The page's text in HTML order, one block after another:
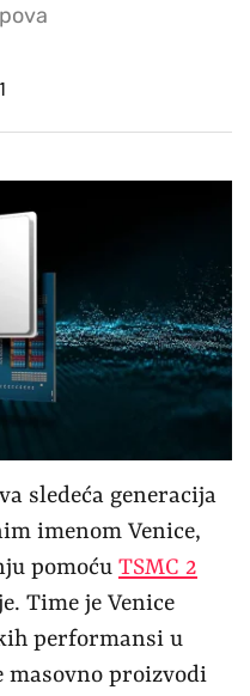
1
sledeća generacija
imenom Venice,
pomoću TSMC 2
Time je Venice
performansi u
proizvodi